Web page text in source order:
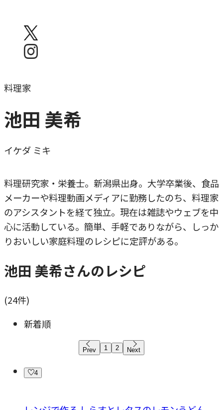
料理家
池田 美希
イケダ ミキ
料理研究家・栄養士。新潟県出身。大学卒業後、食品
メーカーや料理動画メディアに勤務したのち、料理家
のアシスタントを経て独立。現在は雑誌やウェブを中
心に活動している。簡単、手軽でありながら、しっか
りおいしい家庭料理のレシピに定評がある。
池田 美希さんのレシピ
(24件)
新着順
Prev 1 2 Next
4